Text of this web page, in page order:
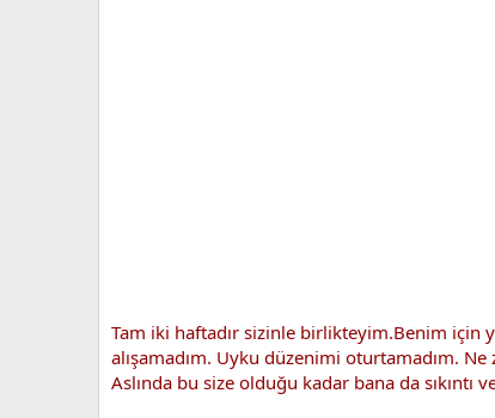
Tam iki haftadır sizinle birlikteyim.Benim için
alışamadım. Uyku düzenimi oturtamadım.
Aslında bu size olduğu kadar bana da